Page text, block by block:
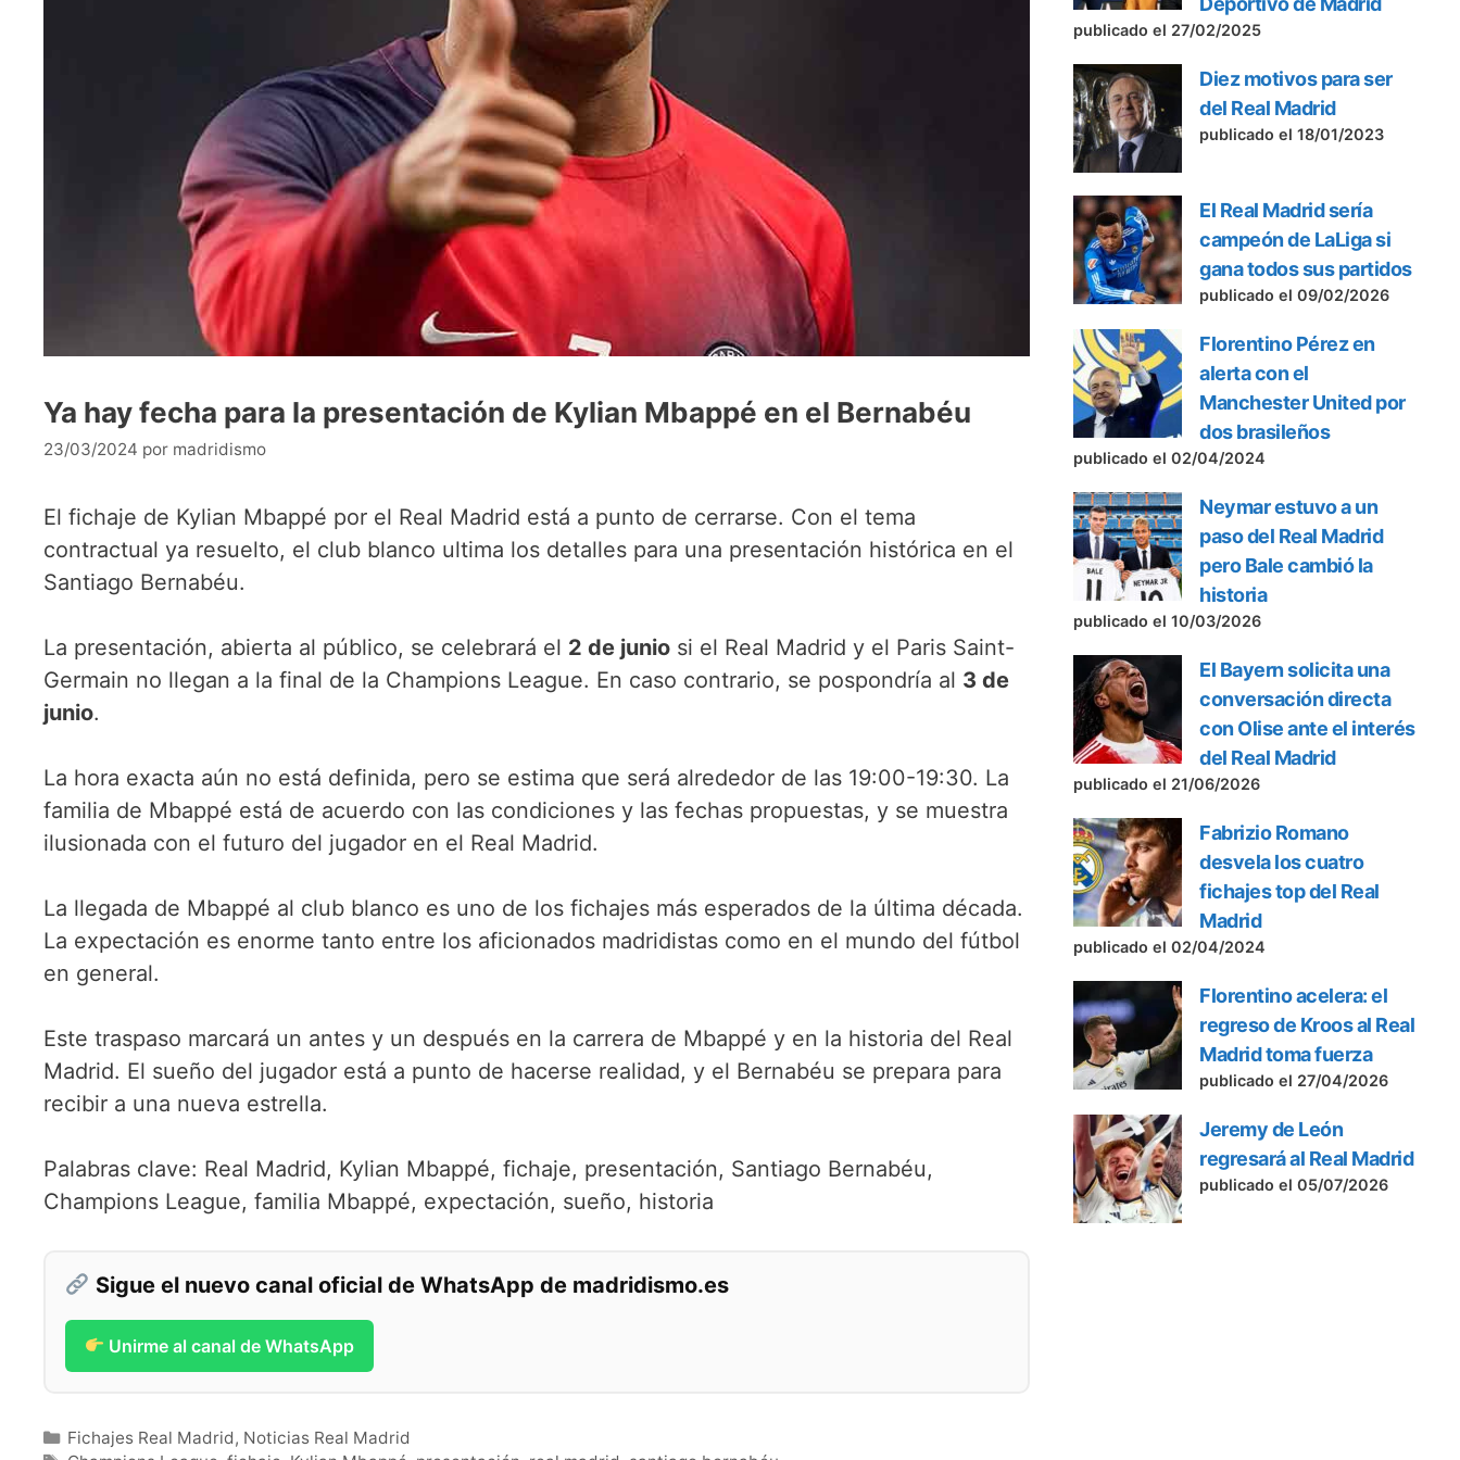
Ya hay fecha para la presentación de Kylian Mbappé en el Bernabéu
23/03/2024 por madridismo
El fichaje de Kylian Mbappé por el Real Madrid está a punto de cerrarse. Con el tema
contractual ya resuelto, el club blanco ultima los detalles para una presentación histórica en el
Santiago Bernabéu.
La presentación, abierta al público, se celebrará el 2 de junio si el Real Madrid y el Paris Saint-
Germain no llegan a la final de la Champions League. En caso contrario, se pospondría al 3 de
junio.
La hora exacta aún no está definida, pero se estima que será alrededor de las 19:00-19:30. La
familia de Mbappé está de acuerdo con las condiciones y las fechas propuestas, y se muestra
ilusionada con el futuro del jugador en el Real Madrid.
La llegada de Mbappé al club blanco es uno de los fichajes más esperados de la última década.
La expectación es enorme tanto entre los aficionados madridistas como en el mundo del fútbol
en general.
Este traspaso marcará un antes y un después en la carrera de Mbappé y en la historia del Real
Madrid. El sueño del jugador está a punto de hacerse realidad, y el Bernabéu se prepara para
recibir a una nueva estrella.
Palabras clave: Real Madrid, Kylian Mbappé, fichaje, presentación, Santiago Bernabéu,
Champions League, familia Mbappé, expectación, sueño, historia
Sigue el nuevo canal oficial de WhatsApp de madridismo.es
Unirme al canal de WhatsApp
Categorías
Fichajes Real Madrid, Noticias Real Madrid
publicado el 27/02/2025
Diez motivos para ser
del Real Madrid
publicado el 18/01/2023
El Real Madrid sería
campeón de LaLiga si
gana todos sus partidos
publicado el 09/02/2026
Florentino Pérez en
alerta con el
Manchester United por
dos brasileños
publicado el 02/04/2024
Neymar estuvo a un
paso del Real Madrid
pero Bale cambió la
historia
publicado el 10/03/2026
El Bayern solicita una
conversación directa
con Olise ante el interés
del Real Madrid
publicado el 21/06/2026
Fabrizio Romano
desvela los cuatro
fichajes top del Real
Madrid
publicado el 02/04/2024
Florentino acelera: el
regreso de Kroos al Real
Madrid toma fuerza
publicado el 27/04/2026
Jeremy de León
regresará al Real Madrid
publicado el 05/07/2026